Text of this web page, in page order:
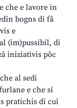
che e lavore in
bogns di fâ
e
(im)pussibil, di
iniziativis pôc
al sedi
e che si
pratichis di cui